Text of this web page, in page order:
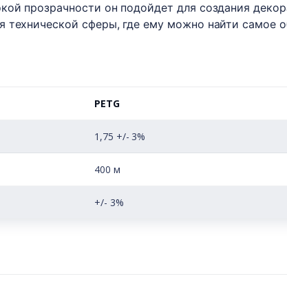
прозрачности он подойдет для создания
технической сферы, где ему можно найти самое
PETG
1,75 +/- 3%
400 м
+/- 3%